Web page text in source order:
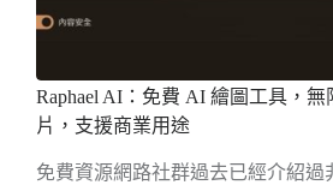
Raphael AI：免費 AI 繪圖工具，無
片，支援商業用途
免費資源網路社群過去已經介紹過